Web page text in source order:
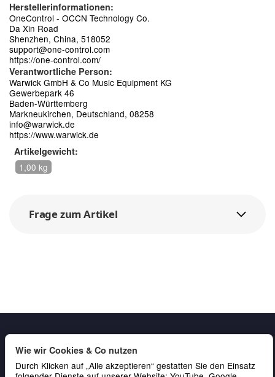
Herstellerinformationen:
OneControl - OCCN Technology Co.
Da Xin Road
Shenzhen, China, 518052
support@one-control.com
https://one-control.com/
Verantwortliche Person:
Warwick GmbH & Co Music Equipment KG
Gewerbepark 46
Baden-Württemberg
Markneukirchen, Deutschland, 08258
info@warwick.de
https://www.warwick.de
Artikelgewicht:
1,00 kg
Frage zum Artikel
Wie wir Cookies & Co nutzen
Durch Klicken auf „Alle akzeptieren“ gestatten Sie den Einsatz